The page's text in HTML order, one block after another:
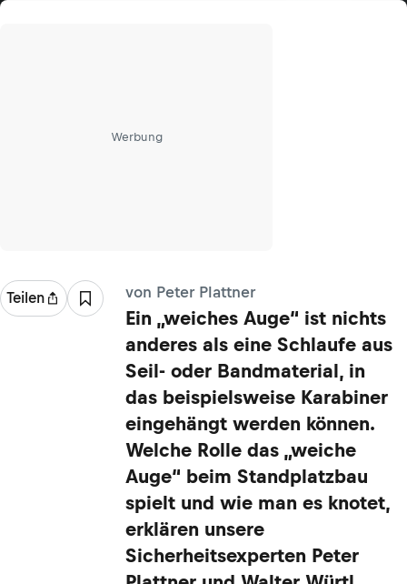
Werbung
Teilen von Peter Plattner
Ein „weiches Auge“ ist nichts
anderes als eine Schlaufe aus
Seil- oder Bandmaterial, in
das beispielsweise Karabiner
eingehängt werden können.
Welche Rolle das „weiche
Auge“ beim Standplatzbau
spielt und wie man es knotet,
erklären unsere
Sicherheitsexperten Peter